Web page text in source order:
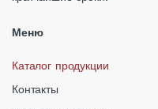
Меню
Каталог продукции
Контакты